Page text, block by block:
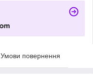
Умови повернення